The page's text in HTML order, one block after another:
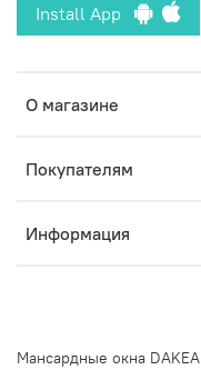
О магазине
Покупателям
Информация
Install App
Мансардные окна DAKEA